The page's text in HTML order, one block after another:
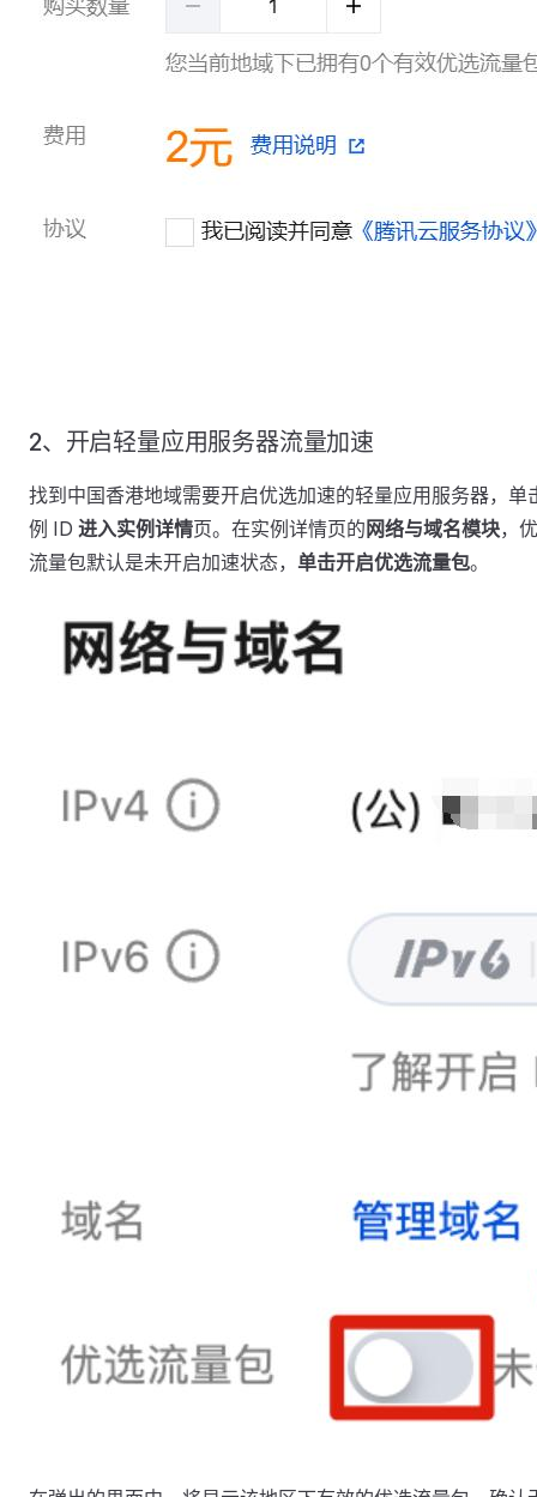
2、开启轻量应用服务器流量加速
找到中国香港地域需要开启优选加速的轻量应用服务器，单
例 ID 进入实例详情页。在实例详情页的 网络与域名模块，
流量包默认是未开启加速状态， 单击开启优选流量包。